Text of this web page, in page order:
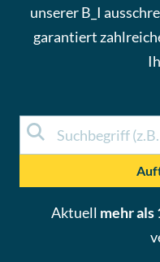
unserer B_I
garantiert
Aktuell mehr als